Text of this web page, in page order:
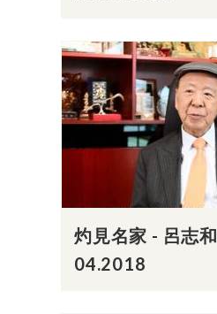
灼見名家 - 呂志
04.2018